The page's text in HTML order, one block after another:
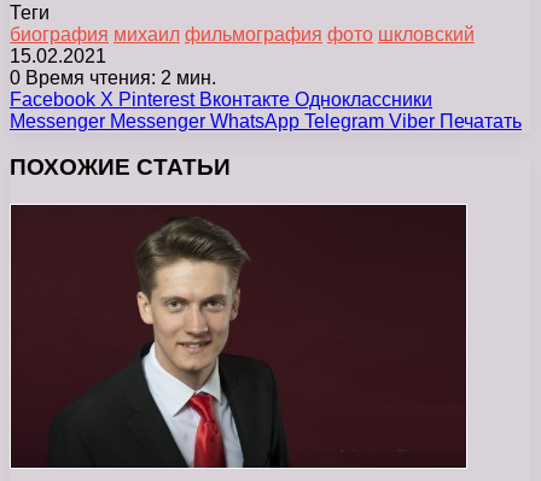
Теги
биография михаил фильмография фото шкловский
15.02.2021
0 Время чтения: 2 мин.
Facebook X Pinterest Вконтакте Одноклассники
Messenger Messenger WhatsApp Telegram Viber Печатать
ПОХОЖИЕ СТАТЬИ